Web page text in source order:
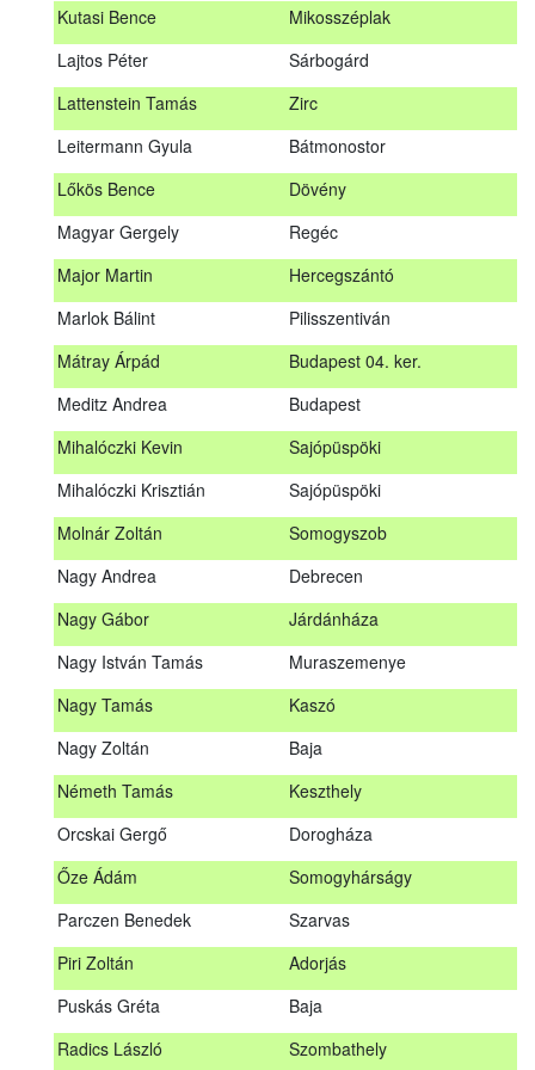
Kutasi Bence
Mikosszéplak
Lajtos Péter
Sárbogárd
Lattenstein Tamás
Zirc
Leitermann Gyula
Bátmonostor
Lőkös Bence
Dövény
Magyar Gergely
Regéc
Major Martin
Hercegszántó
Marlok Bálint
Pilisszentiván
Mátray Árpád
Budapest 04. ker.
Meditz Andrea
Budapest
Mihalóczki Kevin
Sajópüspöki
Mihalóczki Krisztián
Sajópüspöki
Molnár Zoltán
Somogyszob
Nagy Andrea
Debrecen
Nagy Gábor
Járdánháza
Nagy István Tamás
Muraszemenye
Nagy Tamás
Kaszó
Nagy Zoltán
Baja
Németh Tamás
Keszthely
Orcskai Gergő
Dorogháza
Őze Ádám
Somogyhárságy
Parczen Benedek
Szarvas
Piri Zoltán
Adorjás
Puskás Gréta
Baja
Radics László
Szombathely
A továbbképzés vizsgával zárul!
Jelentkezés, lemondás
Jelentkezni a továbbképzésre kizárólag a Nébih honlapján
elhelyezett űrlapon lehet. A jelentkezés elfogadásáról
Kovács Dániel
Sárbogárd
Lattenstein Tamás
Zirc
Leitermann Gyula
Bátmonostor
Magyar Gergely
Regéc
Hercegszántó
Pilisszentiván
Budapest 04. ker.
Budapest
Mihalóczki Kevin
Mihalóczki Krisztián
Molnár Zoltán
Somogyszob
Nagy Andrea
Nagy Gábor
Járdánháza
Muraszemenye
Nagy Tamás
Kaszó
Keszthely
Dorogháza